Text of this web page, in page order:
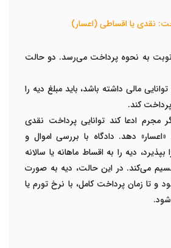
به نحوه پرداخت می‌رسد. دو حالت
مالی داشته باشد، باید مبلغ دیه را
کند.
مجرم ادعا کند توانایی پرداخت نقدی
«اعسار» دهد. دادگاه با بررسی اموال و
دیه را به اقساط ماهانه یا سالانه
تا زمان پرداخت کامل، با نرخ تورم یا